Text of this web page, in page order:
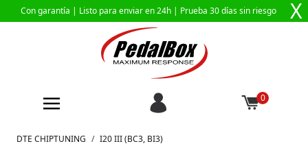
Con garantía | Listo para enviar en 24h | Prueba 30 días sin riesgo X
0
Ir al contenido
DTE CHIPTUNING / I20 III (BC3, BI3)